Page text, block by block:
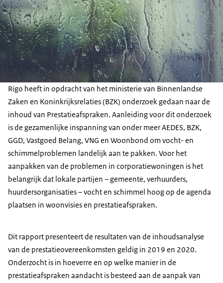
Rigo heeft in opdracht van het ministerie van Binnenlandse
Zaken en Koninkrijksrelaties (BZK) onderzoek gedaan naar de
inhoud van Prestatieafspraken. Aanleiding voor dit onderzoek
is de gezamenlijke inspanning van onder meer AEDES, BZK,
GGD, Vastgoed Belang, VNG en Woonbond om vocht- en
schimmelproblemen landelijk aan te pakken. Voor het
aanpakken van de problemen in corporatiewoningen is het
belangrijk dat lokale partijen – gemeente, verhuurders,
huurdersorganisaties – vocht en schimmel hoog op de agenda
plaatsen in woonvisies en prestatieafspraken.
Dit rapport presenteert de resultaten van de inhoudsanalyse
van de prestatieovereenkomsten geldig in 2019 en 2020.
Onderzocht is in hoeverre en op welke manier in de
prestatieafspraken aandacht is besteed aan de aanpak van